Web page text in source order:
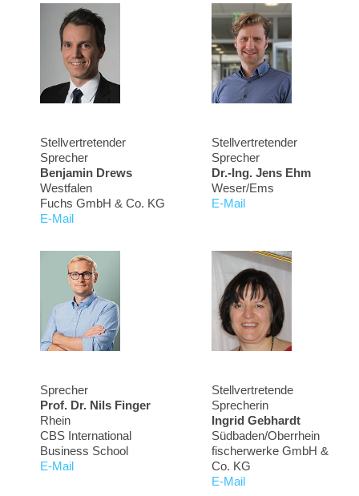
Stellvertretender
Sprecher
Benjamin Drews
Westfalen
Fuchs GmbH & Co. KG
E-Mail
Stellvertretender
Sprecher
Dr.-Ing. Jens Ehm
Weser/Ems
E-Mail
Sprecher
Prof. Dr. Nils Finger
Rhein
CBS International
Business School
E-Mail
Stellvertretende
Sprecherin
Ingrid Gebhardt
Südbaden/Oberrhein
fischerwerke GmbH &
Co. KG
E-Mail